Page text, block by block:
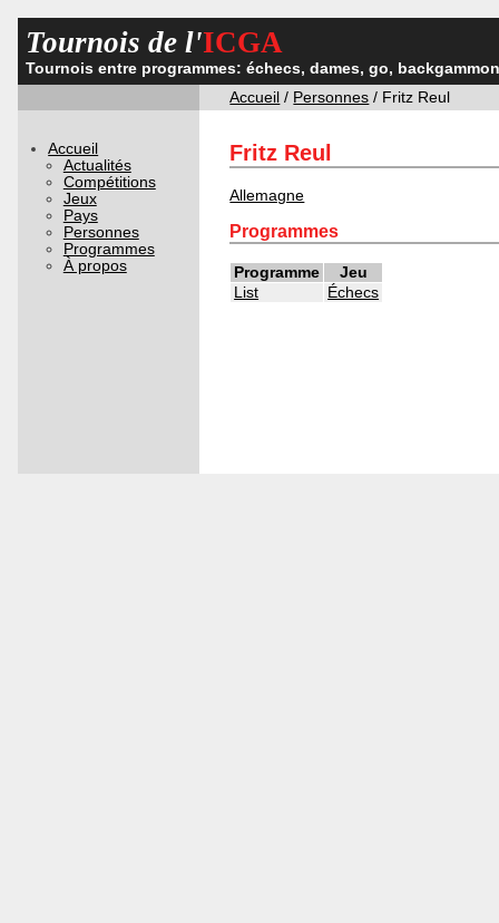
Tournois de l'ICGA
Tournois entre programmes: échecs, dames, go,
Accueil / Personnes / Fritz Reul
Accueil
Actualités
Compétitions
Jeux
Pays
Personnes
Programmes
À propos
Fritz Reul
Allemagne
Programmes
Programme
Jeu
List
Échecs